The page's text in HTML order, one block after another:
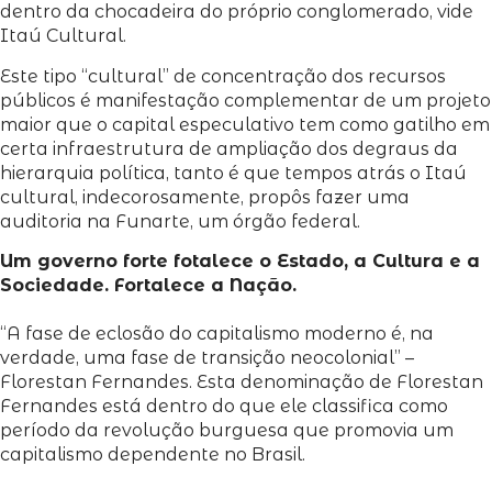
dentro da chocadeira do próprio conglomerado, vide
Itaú Cultural.
Este tipo “cultural” de concentração dos recursos
públicos é manifestação complementar de um projeto
maior que o capital especulativo tem como gatilho em
certa infraestrutura de ampliação dos degraus da
hierarquia política, tanto é que tempos atrás o Itaú
cultural, indecorosamente, propôs fazer uma
auditoria na Funarte, um órgão federal.
Um governo forte fotalece o Estado, a Cultura e a
Sociedade. Fortalece a Nação.
“A fase de eclosão do capitalismo moderno é, na
verdade, uma fase de transição neocolonial” –
Florestan Fernandes. Esta denominação de Florestan
Fernandes está dentro do que ele classifica como
período da revolução burguesa que promovia um
capitalismo dependente no Brasil.